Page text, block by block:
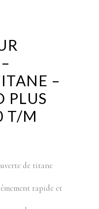
–
PLUS
T/M
de titane
rapide et